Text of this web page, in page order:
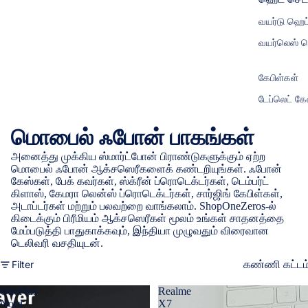
வயர்டு
வயர்லெஸ்
கேபிள்கள்
டேப்லெட்
மொபைல் ஃபோன் பாகங்கள்
அனைத்து முக்கிய ஸ்மார்ட்போன் பிராண்டுகளுக்கும் ஏற்ற
மொபைல் ஃபோன் ஆக்சஸெரீகளைக் கண்டறியுங்கள். ஃபோன்
கேஸ்கள், பேக் கவர்கள், ஸ்க்ரீன் ப்ரொடெக்டர்கள், டெம்பர்ட்
கிளாஸ், கேமரா லென்ஸ் ப்ரொடெக்டர்கள், சார்ஜிங் கேபிள்கள்,
அடாப்டர்கள் மற்றும் பலவற்றை வாங்கலாம். ShopOneZeros-ல்
கிடைக்கும் பிரீமியம் ஆக்சஸெரீகள் மூலம் உங்கள் சாதனத்தை
மேம்படுத்தி பாதுகாக்கவும், இந்தியா முழுவதும் விரைவான
டெலிவரி வசதியுடன்.
Filter
கண்ணி
OnePlus
Nord
Realme
X7